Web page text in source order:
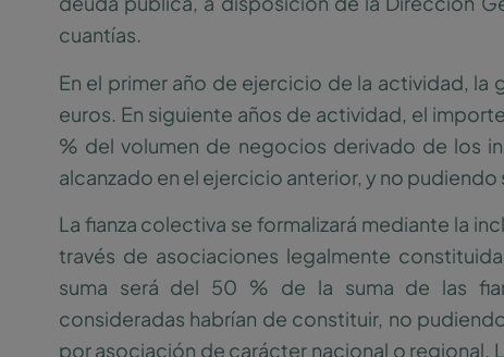
cuantías.
En el primer año de ejercicio de la actividad,
euros. En siguiente años de actividad, el
% del volumen de negocios derivado de los
alcanzado en el ejercicio anterior, y no
La fianza colectiva se formalizará mediante la
través de asociaciones legalmente
suma será del 50 % de la suma de las
consideradas habrían de constituir, no
por asociación de carácter nacional o regional.